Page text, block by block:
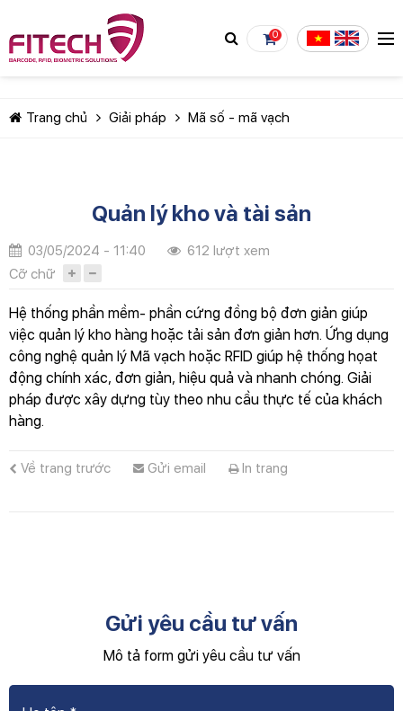
0
TIẾP TỤC MUA HÀNG
Trang chủ Giải pháp Mã số - mã vạch
Quản lý kho và tài sản
03/05/2024 - 11:40
612 lượt xem
Cỡ chữ
Hệ thống phần mềm- phần cứng đồng bộ đơn giản giúp
việc quản lý kho hàng hoặc tải sản đơn giản hơn. Ứng dụng
công nghệ quản lý Mã vạch hoặc RFID giúp hệ thống họat
động chính xác, đơn giản, hiệu quả và nhanh chóng. Giải
pháp được xây dựng tùy theo nhu cầu thực tế của khách
hàng.
Về trang trước Gửi email In trang
Gửi yêu cầu tư vấn
Mô tả form gửi yêu cầu tư vấn